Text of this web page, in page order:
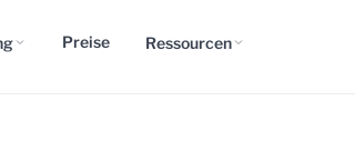
Preise Ressourcen